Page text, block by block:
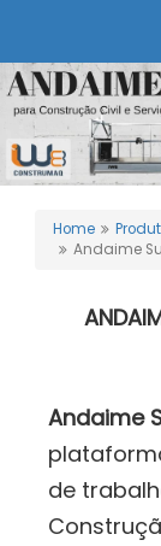
Home
Andaime
Andaime
de